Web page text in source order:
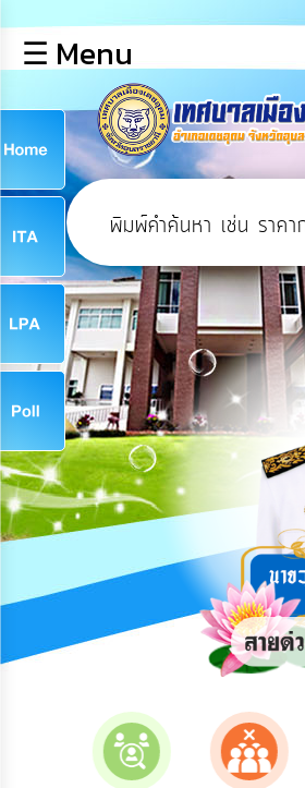
หลัก
ข้อมูล
พื้น
ฐาน
บุคลากร
ข่าว
ประชาสัมพันธ์
การ
เผย
ข้อมูล
สาธารณะ
OIT
การ
ปฏิสัมพันธ์
ฟัง
ความ
ยุทธศาสตร์/
☰ Menu